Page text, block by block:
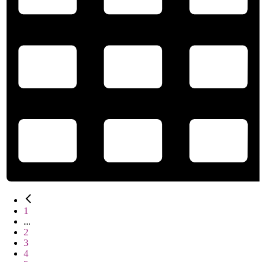
1
...
2
3
4